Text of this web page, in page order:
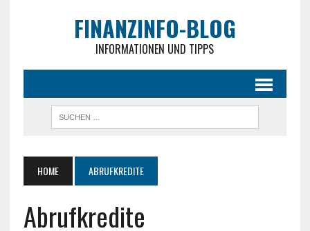
FINANZINFO-BLOG
INFORMATIONEN UND TIPPS
HOME ABRUFKREDITE
Abrufkredite